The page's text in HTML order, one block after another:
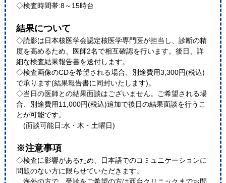
◇検査時間帯:8～15時台
結果について
◇読影は日本核医学会認定核医学専門医が担当し、診断の精
度を高めるため、医師2名で相互確認を行います。後日、詳
細な検査結果報告書を送付します。
◇検査画像のCDを希望される場合、別途費用3,300円(税込)
で承ります(結果報告書に同封いたします)。
◇当日の医師との結果面談はございません。ご希望される場
合、別途費用11,000円(税込)追加で後日の結果面談を行うこ
とが可能です。
(面談可能日:水・木・土曜日)
※注意事項
◇検査に影響があるため、日本語でのコミュニケーションに
問題のない方に限らせていただきます。